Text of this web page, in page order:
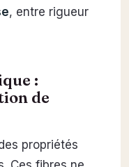
, entre rigueur
:
de
propriétés